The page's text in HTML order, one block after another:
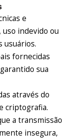
e
indevido ou
usuários.
fornecidas
sua
através do
criptografia.
a transmissão
insegura,